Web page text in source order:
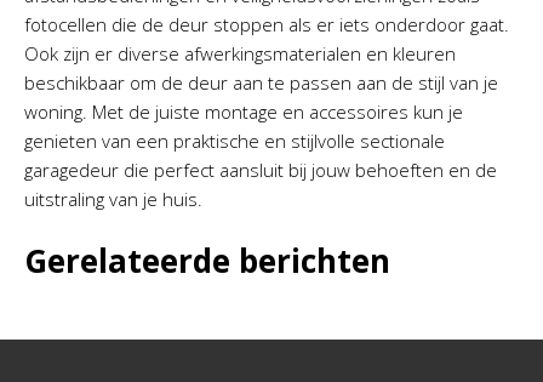
fotocellen die de deur stoppen als er iets onderdoor gaat.
Ook zijn er diverse afwerkingsmaterialen en kleuren
beschikbaar om de deur aan te passen aan de stijl van je
woning. Met de juiste montage en accessoires kun je
genieten van een praktische en stijlvolle sectionale
garagedeur die perfect aansluit bij jouw behoeften en de
uitstraling van je huis.
Gerelateerde berichten